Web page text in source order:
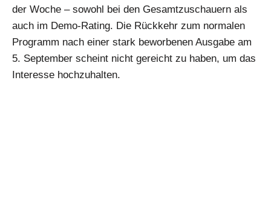
der Woche – sowohl bei den Gesamtzuschauern als
auch im Demo-Rating. Die Rückkehr zum normalen
Programm nach einer stark beworbenen Ausgabe am
5. September scheint nicht gereicht zu haben, um das
Interesse hochzuhalten.